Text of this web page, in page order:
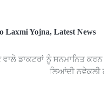
Laxmi Yojna, Latest News
ਵਾਲੇ ਡਾਕਟਰਾਂ ਨੂੰ ਸਨਮਾਨਿਤ
ਲਿਆਂਦੀ ਨਵੇਕਲੀ